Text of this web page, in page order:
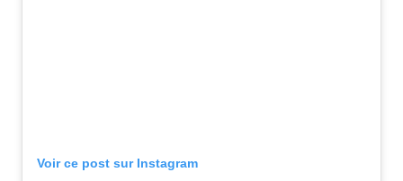
Voir ce post sur Instagram